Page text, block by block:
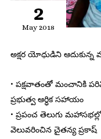
2
May 2018
అక్షర యోధుడిని
• పక్షవాతంతో మంచానికి
ప్రభుత్వ ఆర్ధిక సహాయం
• ప్రపంచ తెలుగు
వెలువరించిన చైతన్య ప్రకాష్